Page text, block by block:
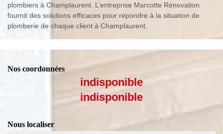
plombiers à Champlaurent. L’entreprise Marcotte Rénovation
fournit des solutions efficaces pour répondre à la situation de
plomberie de chaque client à Champlaurent.
Nos coordonnées
indisponible
indisponible
Nous localiser